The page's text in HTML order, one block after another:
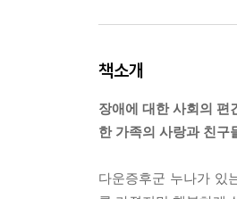
책소개
장애에 대한 사회의 편
한 가족의 사랑과 친구
다운증후군 누나가 있